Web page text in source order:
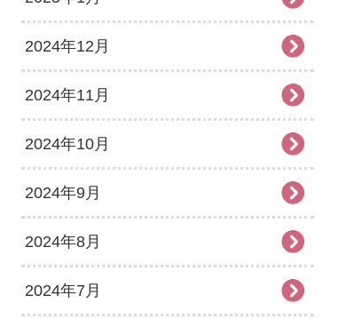
2024年12月
2024年11月
2024年10月
2024年9月
2024年8月
2024年7月